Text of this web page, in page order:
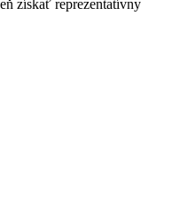
získať reprezentatívny